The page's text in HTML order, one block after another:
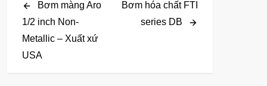
i
ề
PostBơm màng Aro
1/2 inch Non-
Metallic – Xuất xứ
USA
Bơm hóa chất FTI
series DB